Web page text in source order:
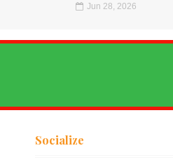
Jun 28, 2026
Socialize